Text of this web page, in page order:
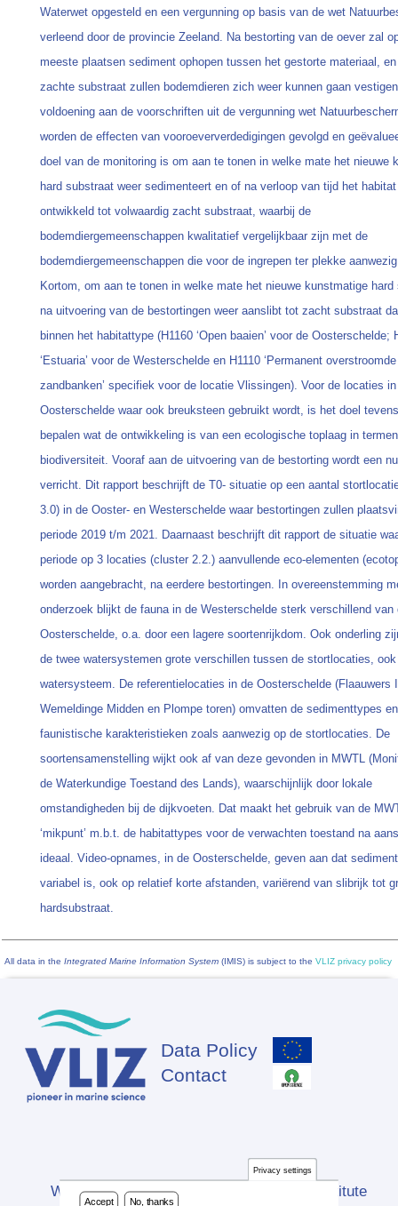
Waterwet opgesteld en een vergunning op basis van de wet
verleend door de provincie Zeeland. Na bestorting van de oever zal
meeste plaatsen sediment ophopen tussen het gestorte materiaal,
zachte substraat zullen bodemdieren zich weer kunnen gaan
voldoening aan de voorschriften uit de vergunning wet
worden de effecten van vooroeververdedigingen gevolgd en
doel van de monitoring is om aan te tonen in welke mate het nieuwe
hard substraat weer sedimenteert en of na verloop van tijd het
ontwikkeld tot volwaardig zacht substraat, waarbij de
bodemdiergemeenschappen kwalitatief vergelijkbaar zijn met de
bodemdiergemeenschappen die voor de ingrepen ter plekke
Kortom, om aan te tonen in welke mate het nieuwe kunstmatige hard
na uitvoering van de bestortingen weer aanslibt tot zacht substraat
binnen het habitattype (H1160 ‘Open baaien’ voor de Oosterschelde;
‘Estuaria’ voor de Westerschelde en H1110 ‘Permanent overstroomde
zandbanken’ specifiek voor de locatie Vlissingen). Voor de locaties
Oosterschelde waar ook breuksteen gebruikt wordt, is het doel
bepalen wat de ontwikkeling is van een ecologische toplaag in
biodiversiteit. Vooraf aan de uitvoering van de bestorting wordt een
verricht. Dit rapport beschrijft de T0- situatie op een aantal
3.0) in de Ooster- en Westerschelde waar bestortingen zullen
periode 2019 t/m 2021. Daarnaast beschrijft dit rapport de situatie
periode op 3 locaties (cluster 2.2.) aanvullende eco-elementen
worden aangebracht, na eerdere bestortingen. In overeenstemming
onderzoek blijkt de fauna in de Westerschelde sterk verschillend van
Oosterschelde, o.a. door een lagere soortenrijkdom. Ook onderling
de twee watersystemen grote verschillen tussen de stortlocaties,
watersysteem. De referentielocaties in de Oosterschelde (Flaauwers
Wemeldinge Midden en Plompe toren) omvatten de sedimenttypes en
faunistische karakteristieken zoals aanwezig op de stortlocaties. De
soortensamenstelling wijkt ook af van deze gevonden in MWTL
de Waterkundige Toestand des Lands), waarschijnlijk door lokale
omstandigheden bij de dijkvoeten. Dat maakt het gebruik van de
‘mikpunt’ m.b.t. de habitattypes voor de verwachten toestand na
ideaal. Video-opnames, in de Oosterschelde, geven aan dat
variabel is, ook op relatief korte afstanden, variërend van slibrijk tot
hardsubstraat.
All data in the Integrated Marine Information System (IMIS) is subject to the VLIZ privacy policy
Footer
Data Policy
Contact
Website developed by Flanders Marine Institute
Privacy settings
Accept No, thanks